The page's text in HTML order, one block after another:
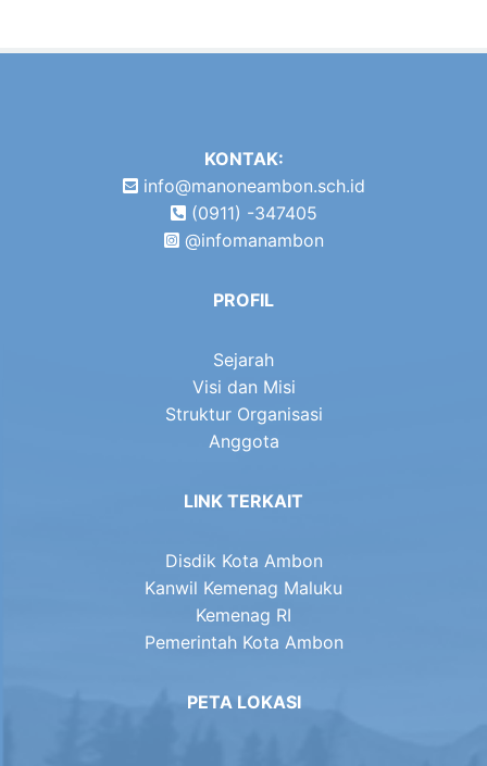
KONTAK:
info@manoneambon.sch.id
(0911) -347405
@infomanambon
PROFIL
Sejarah
Visi dan Misi
Struktur Organisasi
Anggota
LINK TERKAIT
Disdik Kota Ambon
Kanwil Kemenag Maluku
Kemenag RI
Pemerintah Kota Ambon
PETA LOKASI